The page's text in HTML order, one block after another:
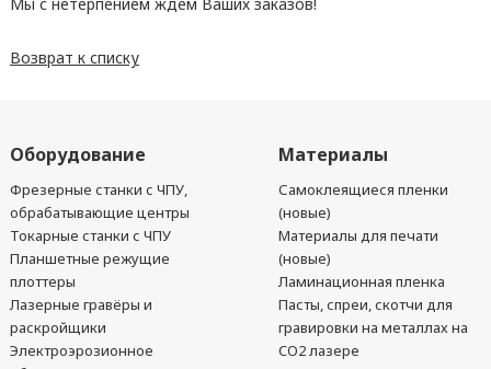
Возврат к списку
Оборудование
Фрезерные станки с ЧПУ,
обрабатывающие центры
Токарные станки с ЧПУ
Планшетные режущие
плоттеры
Лазерные гравёры и
раскройщики
Электроэрозионное
Материалы
Самоклеящиеся пленки
(новые)
Материалы для печати
(новые)
Ламинационная пленка
Пасты, спреи, скотчи для
гравировки на металлах на
CO2 лазере